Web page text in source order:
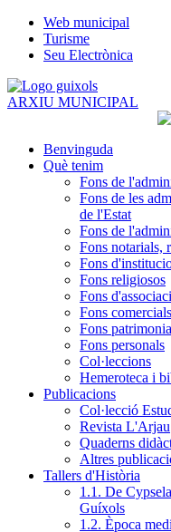
Web municipal
Turisme
Seu Electrònica
ARXIU MUNICIPAL
Benvinguda
Què tenim
Fons de
Fons de les
de l'Estat
Fons de
Fons notarials,
Fons
Fons religiosos
Fons
Fons
Fons
Fons personals
Col·leccions
Hemeroteca i
Publicacions
Col·lecció
Revista L'Arjau
Quaderns
Altres
Tallers d'Història
1.1. De
Guíxols
1.2. Època